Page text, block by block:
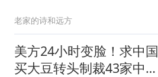
老家的诗和远方
美方24小时变脸！求中国
买大豆转头制裁43家中